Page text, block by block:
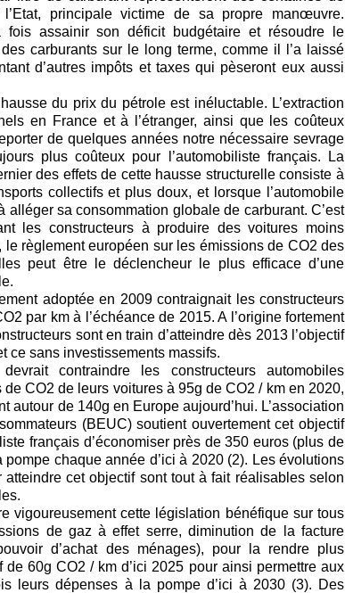
principale victime de sa propre manœuvre.
fois assainir son déficit budgétaire et résoudre le
carburants sur le long terme, comme il l’a laissé
d’autres impôts et taxes qui pèseront eux aussi
du prix du pétrole est inéluctable. L’extraction
en France et à l’étranger, ainsi que les coûteux
de quelques années notre nécessaire sevrage
plus coûteux pour l’automobiliste français. La
des effets de cette hausse structurelle consiste à
collectifs et plus doux, et lorsque l’automobile
sa consommation globale de carburant. C’est
les constructeurs à produire des voitures moins
le règlement européen sur les émissions de CO2 des
peut être le déclencheur le plus efficace d’une
adoptée en 2009 contraignait les constructeurs
par km à l’échéance de 2015. A l’origine fortement
sont en train d’atteindre dès 2013 l’objectif
ce sans investissements massifs.
contraindre les constructeurs automobiles
CO2 de leurs voitures à 95g de CO2 / km en 2020,
autour de 140g en Europe aujourd’hui. L’association
(BEUC) soutient ouvertement cet objectif
français d’économiser près de 350 euros (plus de
chaque année d’ici à 2020 (2). Les évolutions
cet objectif sont tout à fait réalisables selon
vigoureusement cette législation bénéfique sur tous
de gaz à effet serre, diminution de la facture
d’achat des ménages), pour la rendre plus
60g CO2 / km d’ici 2025 pour ainsi permettre aux
leurs dépenses à la pompe d’ici à 2030 (3). Des